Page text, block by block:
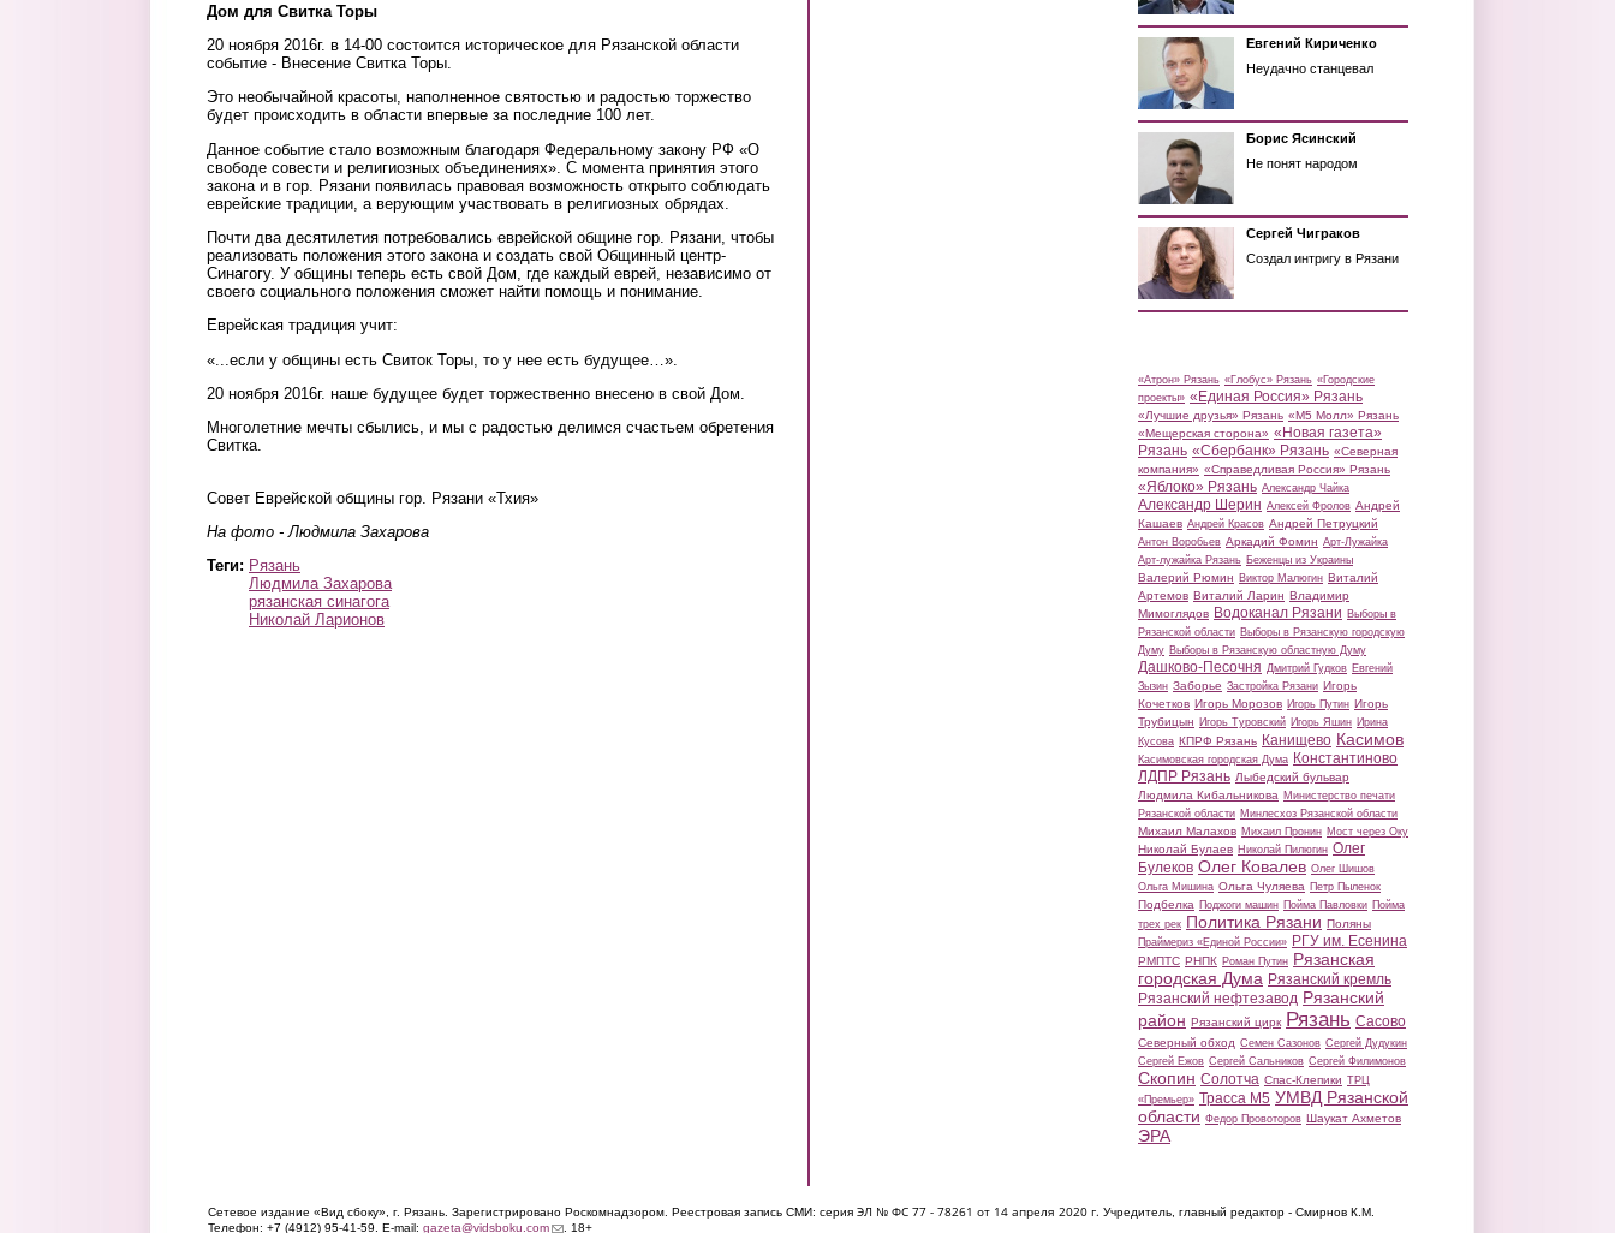
Дом для Свитка Торы
20 ноября 2016г. в 14-00 состоится историческое для Рязанской области
событие - Внесение Свитка Торы.
Это необычайной красоты, наполненное святостью и радостью торжество
будет происходить в области впервые за последние 100 лет.
Данное событие стало возможным благодаря Федеральному закону РФ «О
свободе совести и религиозных объединениях». С момента принятия этого
закона и в гор. Рязани появилась правовая возможность открыто соблюдать
еврейские традиции, а верующим участвовать в религиозных обрядах.
Почти два десятилетия потребовались еврейской общине гор. Рязани, чтобы
реализовать положения этого закона и создать свой Общинный центр-
Синагогу. У общины теперь есть свой Дом, где каждый еврей, независимо от
своего социального положения сможет найти помощь и понимание.
Еврейская традиция учит:
«...если у общины есть Свиток Торы, то у нее есть будущее…».
20 ноября 2016г. наше будущее будет торжественно внесено в свой Дом.
Многолетние мечты сбылись, и мы с радостью делимся счастьем обретения
Свитка.
Совет Еврейской общины гор. Рязани «Тхия»
На фото - Людмила Захарова
Теги: Рязань
Людмила Захарова
рязанская синагога
Николай Ларионов
Евгений Кириченко
Неудачно станцевал
Борис Ясинский
Не понят народом
Сергей Чиграков
Создал интригу в Рязани
«Атрон» Рязань «Глобус» Рязань «Городские
проекты» «Единая Россия» Рязань
«Лучшие друзья» Рязань «М5 Молл» Рязань
«Мещерская сторона» «Новая газета»
Рязань «Сбербанк» Рязань «Северная
компания» «Справедливая Россия» Рязань
«Яблоко» Рязань Александр Чайка
Александр Шерин Алексей Фролов Андрей
Кашаев Андрей Красов Андрей Петруцкий
Антон Воробьев Аркадий Фомин Арт-Лужайка
Арт-лужайка Рязань Беженцы из Украины
Валерий Рюмин Виктор Малюгин Виталий
Артемов Виталий Ларин Владимир
Мимоглядов Водоканал Рязани Выборы в
Рязанской области Выборы в Рязанскую городскую
Думу Выборы в Рязанскую областную Думу
Дашково-Песочня Дмитрий Гудков Евгений
Зызин Заборье Застройка Рязани Игорь
Кочетков Игорь Морозов Игорь Путин Игорь
Трубицын Игорь Туровский Игорь Яшин Ирина
Кусова КПРФ Рязань Канищево Касимов
Касимовская городская Дума Константиново
ЛДПР Рязань Лыбедский бульвар
Людмила Кибальникова Министерство печати
Рязанской области Минлесхоз Рязанской области
Михаил Малахов Михаил Пронин Мост через Оку
Николай Булаев Николай Пилюгин Олег
Булеков Олег Ковалев Олег Шишов
Ольга Мишина Ольга Чуляева Петр Пыленок
Подбелка Поджоги машин Пойма Павловки Пойма
трех рек Политика Рязани Поляны
Праймериз «Единой России» РГУ им. Есенина
РМПТС РНПК Роман Путин Рязанская
городская Дума Рязанский кремль
Рязанский нефтезавод Рязанский
район Рязанский цирк Рязань Сасово
Северный обход Семен Сазонов Сергей Дудукин
Сергей Ежов Сергей Сальников Сергей Филимонов
Скопин Солотча Спас-Клепики ТРЦ
«Премьер» Трасса М5 УМВД Рязанской
области Федор Провоторов Шаукат Ахметов
ЭРА
Сетевое издание «Вид сбоку», г. Рязань. Зарегистрировано Роскомнадзором. Реестровая запись СМИ: серия ЭЛ № ФС 77 - 78261 от 14 апреля 2020 г. Учредитель, главный редактор - Смирнов К.М.
Телефон: +7 (4912) 95-41-59. E-mail: gazeta@vidsboku.com(link sends e-mail)
. 18+